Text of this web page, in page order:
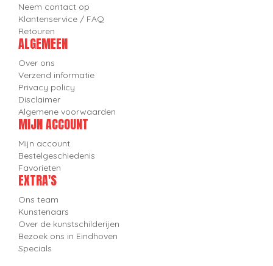
Neem contact op
Klantenservice / FAQ
Retouren
ALGEMEEN
Over ons
Verzend informatie
Privacy policy
Disclaimer
Algemene voorwaarden
MIJN ACCOUNT
Mijn account
Bestelgeschiedenis
Favorieten
EXTRA'S
Ons team
Kunstenaars
Over de kunstschilderijen
Bezoek ons in Eindhoven
Specials